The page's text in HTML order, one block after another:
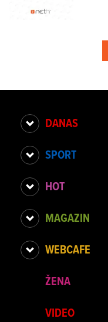
DANAS
SPORT
HOT
MAGAZIN
WEBCAFE
ŽENA
VIDEO